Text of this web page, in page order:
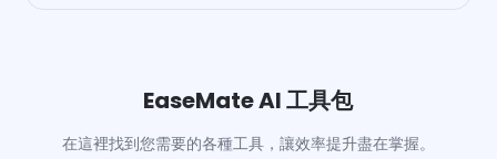
EaseMate AI 工具包
在這裡找到您需要的各種工具，讓效率提升盡在掌握。